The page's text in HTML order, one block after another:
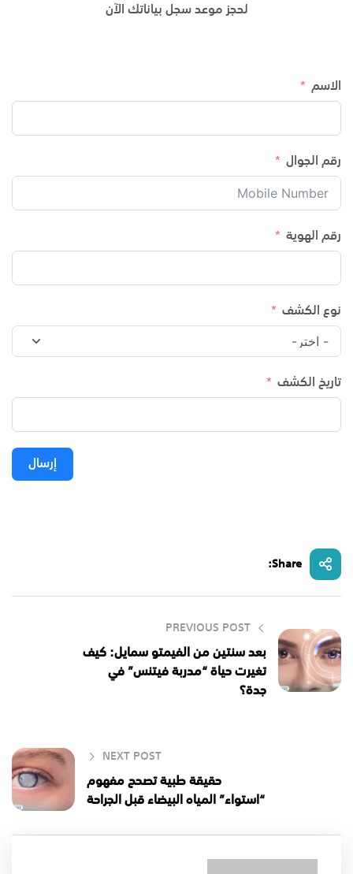
لحجز موعد سجل بياناتك الآن
الاسم
رقم الجوال
رقم الهوية
نوع الكشف
تاريخ الكشف
إرسال
Share:
PREVIOUS POST
بعد سنتين من الفيمتو سمايل: كيف
تغيرت حياة “مدربة فيتنس” في
جدة؟
NEXT POST
حقيقة طبية تصحح مفهوم
“استواء” المياه البيضاء قبل الجراحة